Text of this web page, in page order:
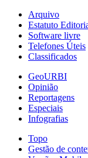
Arquivo
Estatuto
Software livre
Telefones Úteis
Classificados
GeoURBI
Opinião
Reportagens
Especiais
Infografias
Topo
Gestão de